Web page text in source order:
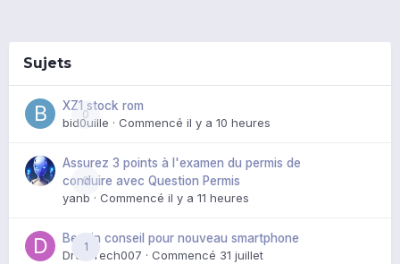
Sujets
0
XZ1 stock rom
bid0uille · Commencé il y a 10 heures
0
Assurez 3 points à l'examen du permis de
conduire avec Question Permis
yanb · Commencé il y a 11 heures
1
Besoin conseil pour nouveau smartphone
DroidTech007 · Commencé 31 juillet